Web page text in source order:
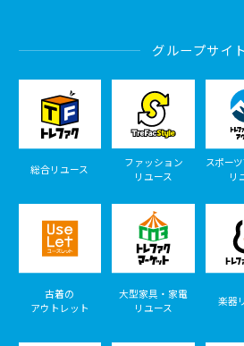
グループサイト
総合リユース
ファッション
リユース
スポー
リ
古着の
アウトレット
大型家具・家電
リユース
楽器